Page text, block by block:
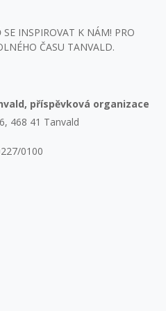
SE INSPIROVAT K NÁM! PRO
ČASU TANVALD.
příspěvková organizace
468 41 Tanvald
0100